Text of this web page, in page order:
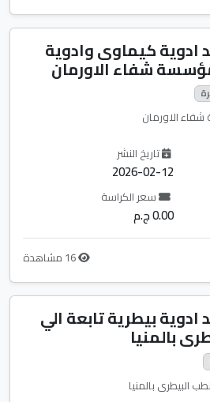
ادوية كيماوى وادوية
شفاء الاورمان
الاورمان
تاريخ النشر
2026-02-12
سعر الكراسة
0.00 ج.م
ادوية بيطرية تابعة الي
بالمنيا
البيطرى بالمنيا